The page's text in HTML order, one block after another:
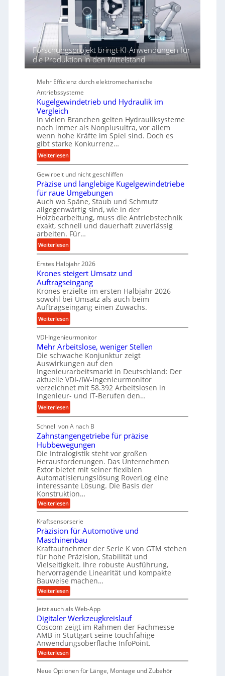
h
e
d
i
e
r
f
o
r
m
a
n
c
i
m
D
r
ü
c
k
p
r
o
z
e
s
s
Forschungsprojekt bringt KI-Anwendungen für
die Produktion in den Mittelstand
Mehr Effizienz durch elektromechanische
Antriebssysteme
Kugelgewindetrieb und Hydraulik im
Vergleich
In vielen Branchen gelten Hydrauliksysteme
noch immer als Nonplusultra, vor allem
wenn hohe Kräfte im Spiel sind. Doch es
gibt starke Konkurrenz…
Weiterlesen:
K
u
g
e
l
g
e
w
i
n
e
t
r
i
e
u
n
d
H
y
d
r
a
u
l
i
m
V
e
r
g
l
e
c
Gewirbelt und nicht geschliffen
Präzise und langlebige Kugelgewindetriebe
für raue Umgebungen
Auch wo Späne, Staub und Schmutz
allgegenwärtig sind, wie in der
Holzbearbeitung, muss die Antriebstechnik
exakt, schnell und dauerhaft zuverlässig
arbeiten. Für…
Weiterlesen:
P
r
ä
z
i
s
e
u
n
d
l
a
n
g
l
e
b
i
g
e
K
u
g
e
l
g
e
w
i
n
d
e
t
r
i
e
b
e
f
ü
r
r
a
e
Erstes Halbjahr 2026
Krones steigert Umsatz und
Auftragseingang
Krones erzielte im ersten Halbjahr 2026
sowohl bei Umsatz als auch beim
Auftragseingang einen Zuwachs.
Weiterlesen:
K
r
o
n
e
s
s
t
e
i
g
r
t
U
m
s
a
t
z
n
d
A
u
f
t
r
a
s
e
i
n
g
a
n
VDI-Ingenieurmonitor
Mehr Arbeitslose, weniger Stellen
Die schwache Konjunktur zeigt
Auswirkungen auf den
Ingenieurarbeitsmarkt in Deutschland: Der
aktuelle VDI-/IW-Ingenieurmonitor
verzeichnet mit 58.392 Arbeitslosen in
Ingenieur- und IT-Berufen den…
Weiterlesen:
M
e
h
r
A
r
b
e
i
t
s
l
o
s
e
,
w
e
n
i
g
e
r
S
t
e
l
Schnell von A nach B
Zahnstangengetriebe für präzise
Hubbewegungen
Die Intralogistik steht vor großen
Herausforderungen. Das Unternehmen
Extor bietet mit seiner flexiblen
Automatisierungslösung RoverLog eine
interessante Lösung. Die Basis der
Konstruktion…
Weiterlesen:
Z
h
n
s
t
a
n
g
e
n
g
e
t
r
i
e
b
e
f
ü
r
r
Kraftsensorserie
Präzision für Automotive und
Maschinenbau
Kraftaufnehmer der Serie K von GTM stehen
für hohe Präzision, Stabilität und
Vielseitigkeit. Ihre robuste Ausführung,
hervorragende Linearität und kompakte
Bauweise machen…
Weiterlesen:
P
ä
z
i
s
i
o
n
f
Jetzt auch als Web-App
Digitaler Werkzeugkreislauf
Coscom zeigt im Rahmen der Fachmesse
AMB in Stuttgart seine touchfähige
Anwendungsoberfläche InfoPoint.
Weiterlesen:
D
g
Neue Optionen für Länge, Montage und Zubehör